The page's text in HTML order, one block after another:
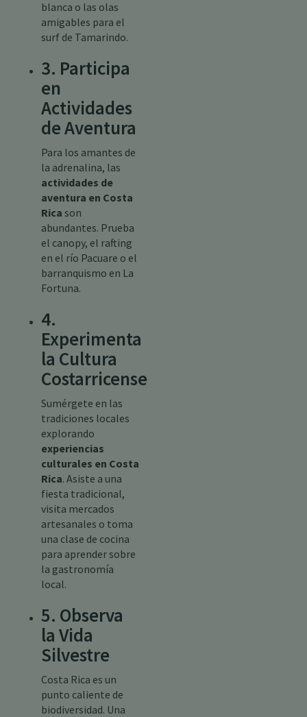
blanca o las olas
amigables para el
surf de Tamarindo.
3. Participa
en
Actividades
de Aventura
Para los amantes de
la adrenalina, las
actividades de
aventura en Costa
Rica son
abundantes. Prueba
el canopy, el rafting
en el río Pacuare o el
barranquismo en La
Fortuna.
4.
Experimenta
la Cultura
Costarricense
Sumérgete en las
tradiciones locales
explorando
experiencias
culturales en Costa
Rica. Asiste a una
fiesta tradicional,
visita mercados
artesanales o toma
una clase de cocina
para aprender sobre
la gastronomía
local.
5. Observa
la Vida
Silvestre
Costa Rica es un
punto caliente de
biodiversidad. Una